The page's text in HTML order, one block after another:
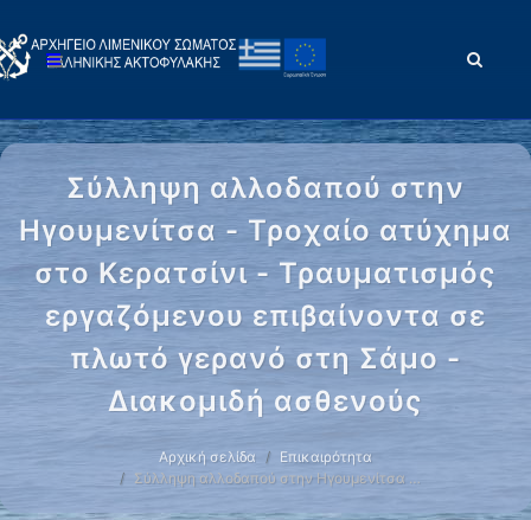
Σύλληψη αλλοδαπού στην
Ηγουμενίτσα - Τροχαίο ατύχημα
στο Κερατσίνι - Τραυματισμός
εργαζόμενου επιβαίνοντα σε
πλωτό γερανό στη Σάμο -
Διακομιδή ασθενούς
Αρχική σελίδα
Επικαιρότητα
Σύλληψη αλλοδαπού στην Ηγουμενίτσα …